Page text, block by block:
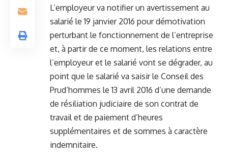
L’employeur va notifier un avertissement au
salarié le 19 janvier 2016 pour démotivation
perturbant le fonctionnement de l’entreprise
et, à partir de ce moment, les relations entre
l’employeur et le salarié vont se dégrader, au
point que le salarié va saisir le Conseil des
Prud’hommes le 13 avril 2016 d’une demande
de résiliation judiciaire de son contrat de
travail et de paiement d’heures
supplémentaires et de sommes à caractère
indemnitaire.